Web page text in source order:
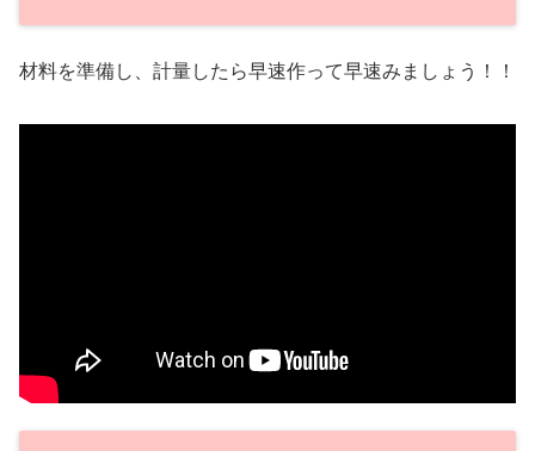
材料を準備し、計量したら早速作って早速みましょう！！